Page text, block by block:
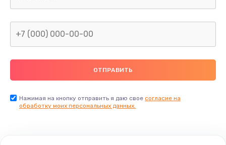
Замена датчика приближения
890 руб.
Заказать
Нажимая на кнопку отправить я даю свое согласие на
обработку моих персональных данных.